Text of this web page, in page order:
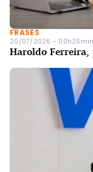
FRASES
20/07/2026 - 00h25min
Haroldo Ferreira,